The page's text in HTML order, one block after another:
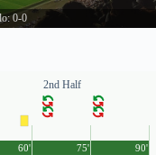
0-0
2nd Half
90'
60' 75'